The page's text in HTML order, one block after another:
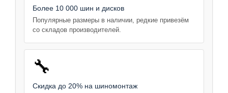
Более 10 000 шин и дисков
Популярные размеры в наличии, редкие привезём
со складов производителей.
🔧
Скидка до 20% на шиномонтаж